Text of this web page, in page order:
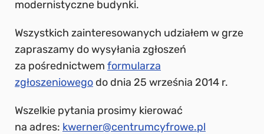
modernistyczne budynki.
Wszystkich zainteresowanych udziałem w grze
zapraszamy do wysyłania zgłoszeń
za pośrednictwem formularza
zgłoszeniowego do dnia 25 września 2014 r.
Wszelkie pytania prosimy kierować
na adres: kwerner@centrumcyfrowe.pl